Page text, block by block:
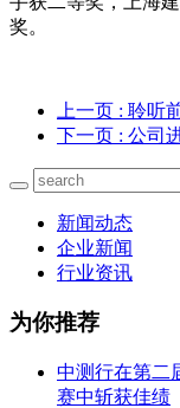
奖。
上一页 : 聆听
下一页 : 公司
新闻动态
企业新闻
行业资讯
为你推荐
中测行在第二
赛中斩获佳绩